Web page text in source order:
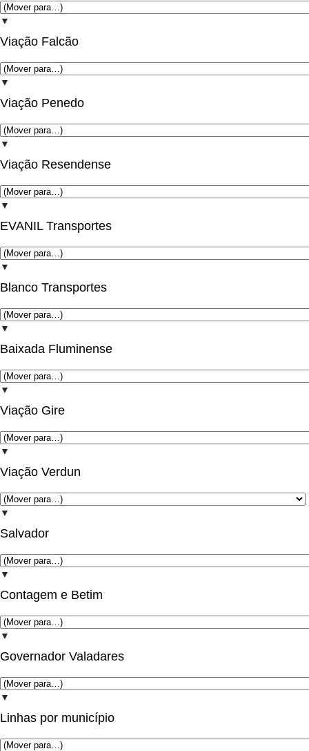
▼
Viação Falcão
▼
Viação Penedo
▼
Viação Resendense
▼
EVANIL Transportes
▼
Blanco Transportes
▼
Baixada Fluminense
▼
Viação Gire
▼
Viação Verdun
▼
Salvador
▼
Contagem e Betim
▼
Governador Valadares
▼
Linhas por município